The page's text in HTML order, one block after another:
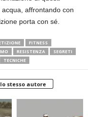
affrontando con
porta con sé.
FITNESS
RESISTENZA
SEGRETI
TECNICHE
stesso autore